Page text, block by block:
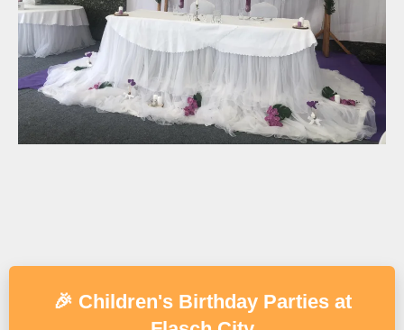
🎉 Children's Birthday Parties at